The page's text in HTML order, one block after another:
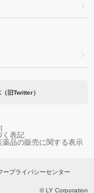
旧Twitter）
く表記
薬品の販売に関する表示
ープライバシーセンター
© LY Corporation